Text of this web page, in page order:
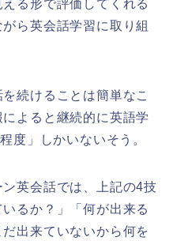
る形で評価してくれる
ら英会話学習に取り組
続けることは簡単なこ
よると継続的に英語学
度」しかいないそう。
英会話では、上記の4技
るか？」「何が出来る
出来ていないから何を